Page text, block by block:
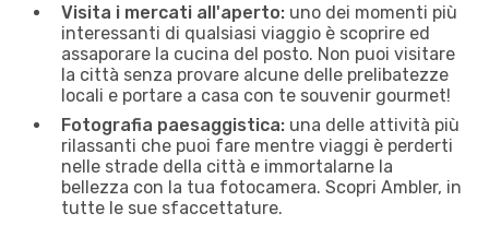
Visita i mercati all'aperto: uno dei momenti più
interessanti di qualsiasi viaggio è scoprire ed
assaporare la cucina del posto. Non puoi visitare
la città senza provare alcune delle prelibatezze
locali e portare a casa con te souvenir gourmet!
Fotografia paesaggistica: una delle attività più
rilassanti che puoi fare mentre viaggi è perderti
nelle strade della città e immortalarne la
bellezza con la tua fotocamera. Scopri Ambler, in
tutte le sue sfaccettature.